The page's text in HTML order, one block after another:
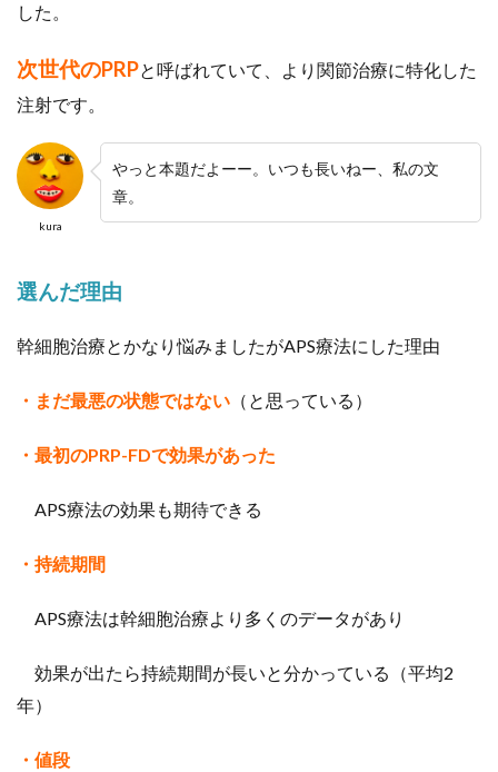
した。
次世代のPRPと呼ばれていて、より関節治療に特化した
注射です。
kura
やっと本題だよーー。いつも長いねー、私の文
章。
選んだ理由
幹細胞治療とかなり悩みましたがAPS療法にした理由
・まだ最悪の状態ではない （と思っている）
・最初のPRP-FDで効果があった
APS療法の効果も期待できる
・持続期間
APS療法は幹細胞治療より多くのデータがあり
効果が出たら持続期間が長いと分かっている（平均2
年）
・値段